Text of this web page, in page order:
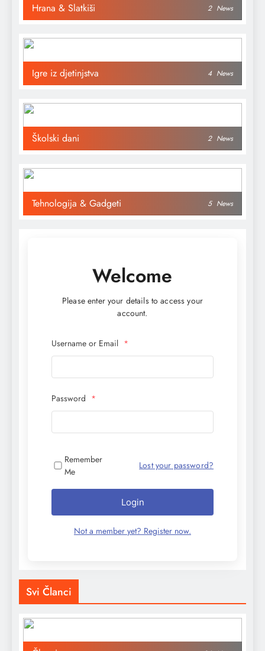
Hrana & Slatkiši 2 News
Igre iz djetinjstva 4 News
Školski dani 2 News
Tehnologija & Gadgeti 5 News
Welcome
Please enter your details to access your
account.
Username or Email *
Password *
Remember
Me
Lost your password?
Login
Not a member yet? Register now.
Svi Članci